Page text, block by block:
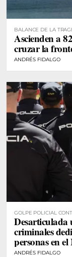
BALANCE DE LA
Ascienden a
cruzar la
ANDRÉS FIDALGO
GOLPE POLICIAL
Desarticulada
criminales
personas en
ANDRÉS FIDALGO